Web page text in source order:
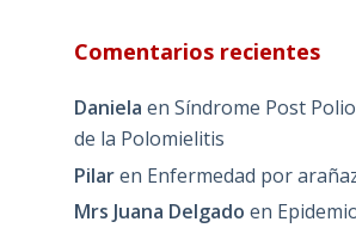
Comentarios recientes
Daniela en Síndrome Post
de la Polomielitis
Pilaren Enfermedad por
Mrs Juana Delgado en